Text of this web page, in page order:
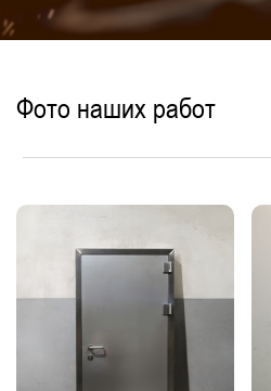
Фото наших работ